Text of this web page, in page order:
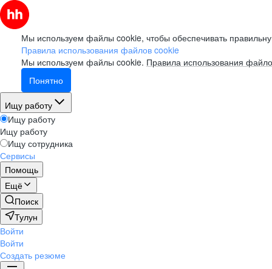
Мы используем файлы cookie, чтобы обеспечивать
Правила использования файлов cookie
Мы используем файлы cookie. Правила использования
Понятно
Ищу работу
Ищу работу
Ищу работу
Ищу сотрудника
Сервисы
Помощь
Ещё
Поиск
Тулун
Войти
Войти
Создать резюме